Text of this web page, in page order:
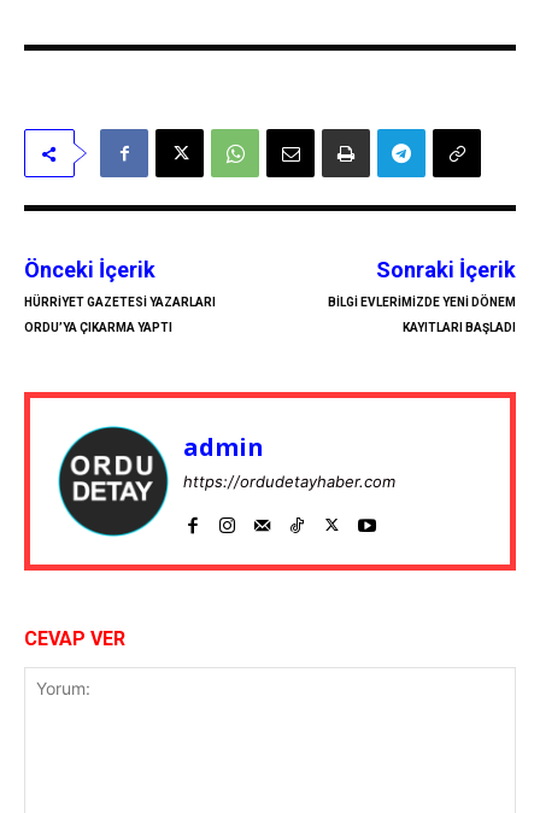
Önceki İçerik
HÜRRİYET GAZETESİ YAZARLARI
ORDU’YA ÇIKARMA YAPTI
Sonraki İçerik
BİLGİ EVLERİMİZDE YENİ DÖNEM
KAYITLARI BAŞLADI
admin
https://ordudetayhaber.com
CEVAP VER